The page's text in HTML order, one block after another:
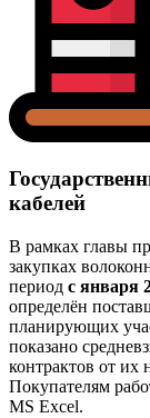
кабелей
В рамках главы
закупках
период с января
определён
планирующих
показано
контрактов от их
Покупателям
MS Excel.